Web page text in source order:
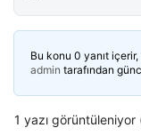
Bu konu 0 yanıt
admin tarafından
1 yazı görüntüleniyor